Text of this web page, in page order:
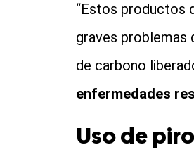
“Estos productos
graves problemas
de carbono
enfermedades
Uso de